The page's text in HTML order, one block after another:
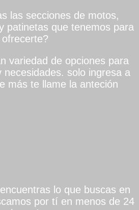
las secciones de motos,
patinetas que tenemos para
ofrecerte?
variedad de opciones para
necesidades. solo ingresa a
más te llame la anteción
lo que buscas en
por tí en menos de 24